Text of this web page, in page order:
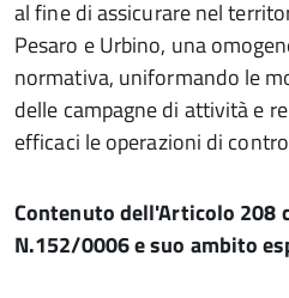
al fine di assicurare nel
Pesaro e Urbino, una
normativa, uniformando le
delle campagne di attività e
efficaci le operazioni di
Contenuto dell'Articolo 208
N.152/0006 e suo ambito